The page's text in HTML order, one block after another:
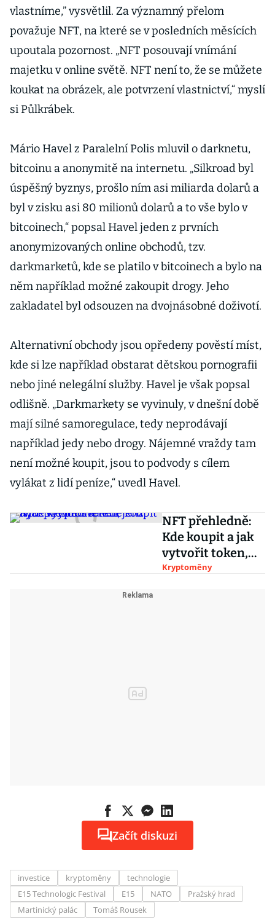
vlastníme,” vysvětlil. Za významný přelom
považuje NFT, na které se v posledních měsících
upoutala pozornost. „NFT posouvají vnímání
majetku v online světě. NFT není to, že se můžete
koukat na obrázek, ale potvrzení vlastnictví,“ myslí
si Půlkrábek.
Mário Havel z Paralelní Polis mluvil o darknetu,
bitcoinu a anonymitě na internetu. „Silkroad byl
úspěšný byznys, prošlo ním asi miliarda dolarů a
byl v zisku asi 80 milionů dolarů a to vše bylo v
bitcoinech,“ popsal Havel jeden z prvních
anonymizovaných online obchodů, tzv.
darkmarketů, kde se platilo v bitcoinech a bylo na
něm například možné zakoupit drogy. Jeho
zakladatel byl odsouzen na dvojnásobné doživotí.
Alternativní obchody jsou opředeny pověstí míst,
kde si lze například obstarat dětskou pornografii
nebo jiné nelegální služby. Havel je však popsal
odlišně. „Darkmarkety se vyvinuly, v dnešní době
mají silné samoregulace, tedy neprodávají
například jedy nebo drogy. Nájemné vraždy tam
není možné koupit, jsou to podvody s cílem
vylákat z lidí peníze,“ uvedl Havel.
NFT přehledně:
Kde koupit a jak
vytvořit token,
jenž hýbe
Kryptoměny
Začít diskuzi
investice kryptoměny
technologie
E15 Technologic Festival
E15 NATO
Pražský hrad
Martinický palác
Tomáš Rousek